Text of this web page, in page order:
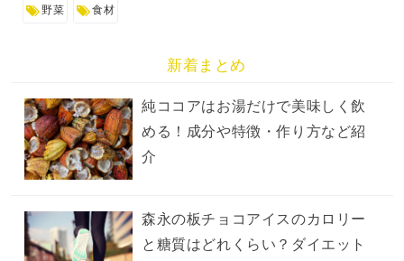
野菜 食材
新着まとめ
純ココアはお湯だけで美味しく飲
める！成分や特徴・作り方など紹
介
森永の板チョコアイスのカロリー
と糖質はどれくらい？ダイエット